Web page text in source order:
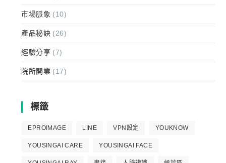
市場脈象 (10)
產品秘訣 (26)
經驗分享 (7)
院所開業 (17)
標籤
EPROIMAGE LINE VPN設定 YOUKNOW
YOUSINGAI CARE YOUSINGAI FACE